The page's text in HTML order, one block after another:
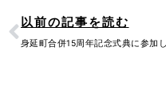
Prev
以前の記事を読む